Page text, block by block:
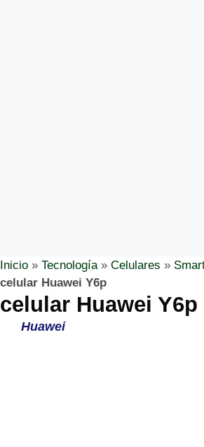
Inicio » Tecnología» Celulares »
celular Huawei Y6p
celular Huawei Y6p
Huawei